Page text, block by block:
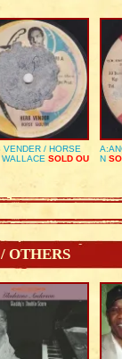
VENDER / HORSE
WALLACE SOLD OU
N
OTHERS